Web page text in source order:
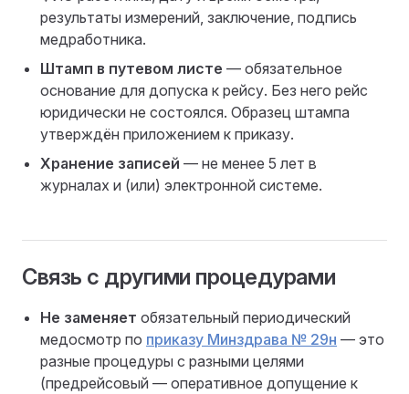
результаты измерений, заключение, подпись
медработника.
Штамп в путевом листе — обязательное
основание для допуска к рейсу. Без него рейс
юридически не состоялся. Образец штампа
утверждён приложением к приказу.
Хранение записей — не менее 5 лет в
журналах и (или) электронной системе.
Связь с другими процедурами
Не заменяет обязательный периодический
медосмотр по приказу Минздрава № 29н — это
разные процедуры с разными целями
(предрейсовый — оперативное допущение к